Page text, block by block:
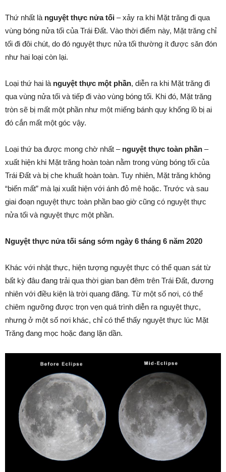
Thứ nhất là nguyệt thực nửa tối – xảy ra khi Mặt trăng đi qua
vùng bóng nửa tối của Trái Đất. Vào thời điểm này, Mặt trăng chỉ
tối đi đôi chút, do đó nguyệt thực nửa tối thường ít được săn đón
như hai loại còn lại.
Loại thứ hai là nguyệt thực một phần, diễn ra khi Mặt trăng đi
qua vùng nửa tối và tiếp đi vào vùng bóng tối. Khi đó, Mặt trăng
tròn sẽ bị mất một phần như một miếng bánh quy khổng lồ bị ai
đó cắn mất một góc vậy.
Loại thứ ba được mong chờ nhất – nguyệt thực toàn phần –
xuất hiện khi Mặt trăng hoàn toàn nằm trong vùng bóng tối của
Trái Đất và bị che khuất hoàn toàn. Tuy nhiên, Mặt trăng không
“biến mất” mà lại xuất hiện với ánh đỏ mê hoặc. Trước và sau
giai đoạn nguyệt thực toàn phần bao giờ cũng có nguyệt thực
nửa tối và nguyệt thực một phần.
Nguyệt thực nửa tối sáng sớm ngày 6 tháng 6 năm 2020
Khác với nhật thực, hiện tượng nguyệt thực có thể quan sát từ
bất kỳ đâu đang trải qua thời gian ban đêm trên Trái Đất, đương
nhiên với điều kiện là trời quang đãng. Từ một số nơi, có thể
chiêm ngưỡng được trọn vẹn quá trình diễn ra nguyệt thực,
nhưng ở một số nơi khác, chỉ có thể thấy nguyệt thực lúc Mặt
Trăng đang mọc hoặc đang lặn dần.